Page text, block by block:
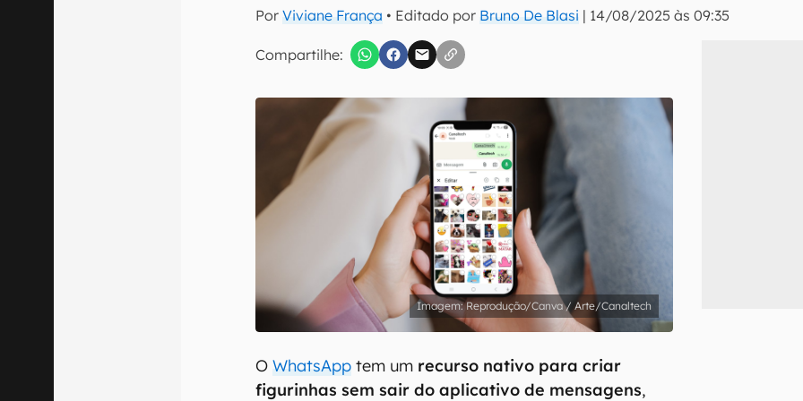
PorViviane França • Editado por Bruno De Blasi | 14/08/2025 às 09:35
Compartilhe:
Confirmo que li, aceito e concordo com os Termos de Uso e Política de Privacidade do
Reprodução/Canva / Arte/Canaltech
OWhatsApp tem um recurso nativo para criar
figurinhas sem sair do aplicativo de mensagens,